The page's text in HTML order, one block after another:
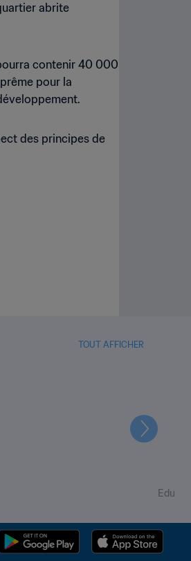
abrite
contenir 40 000
pour la
des principes de
TOUT AFFICHER
Suivant